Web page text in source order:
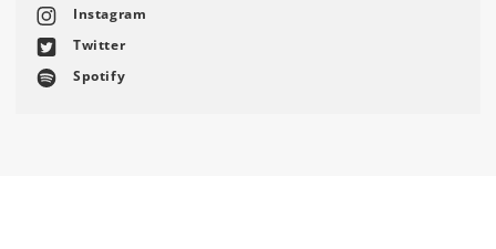
Instagram
Twitter
Spotify